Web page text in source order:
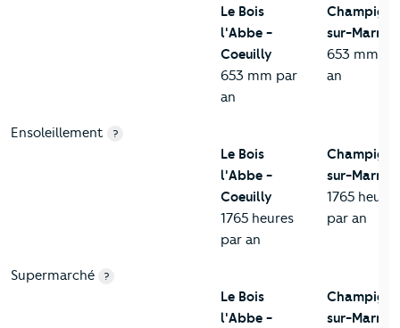
Le Bois
l'Abbe -
Coeuilly
653 mm par
an
sur-Marne
653 mm
an
Ensoleillement ?
Le Bois
l'Abbe -
Coeuilly
1765 heures
par an
sur-Marne
1765 heures
par an
Supermarché ?
Le Bois
l'Abbe -
sur-Marne